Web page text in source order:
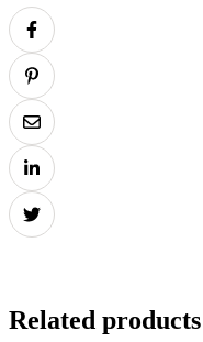
Related products